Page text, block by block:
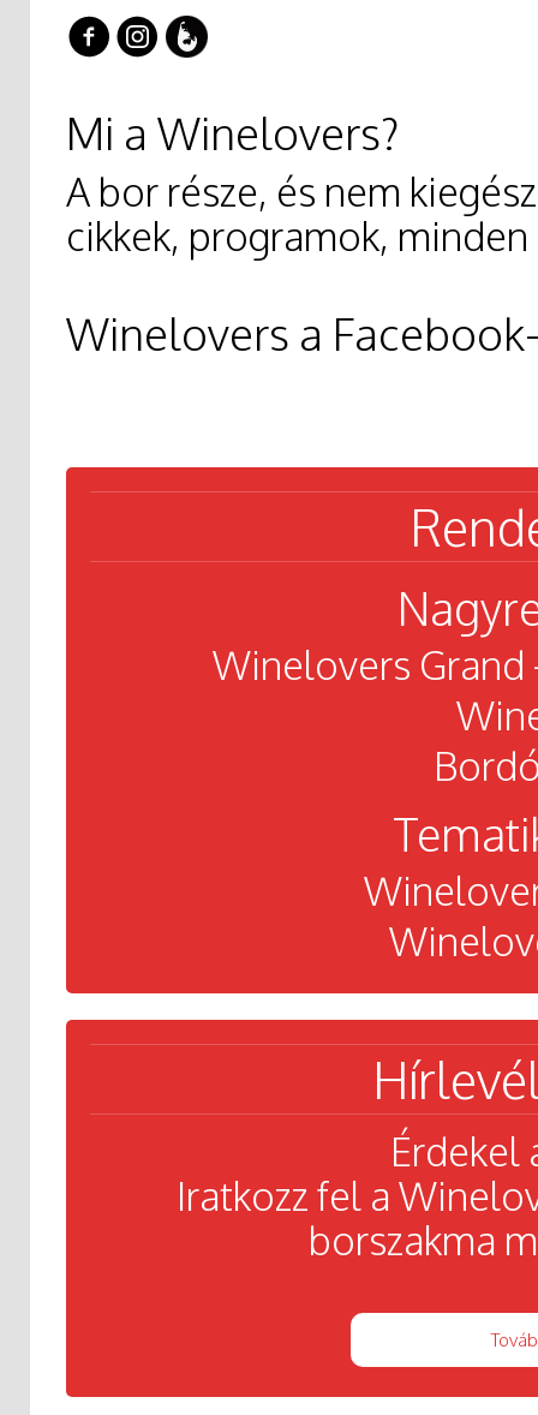
Mi a Winelovers?
A bor része, és nem
cikkek, programok,
Winelovers a
Winelovers Grand
Érdekel
Iratkozz fel a
borszakma